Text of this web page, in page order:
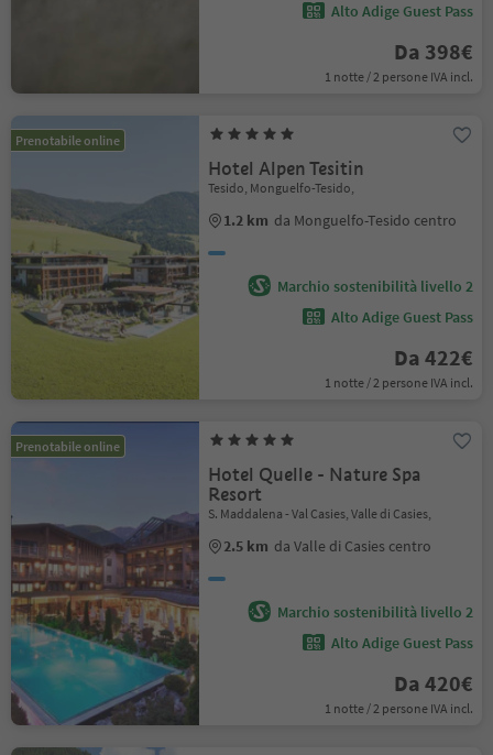
Alto Adige Guest Pass
Da 398€
1 notte / 2 persone IVA incl.
Prenotabile online
Hotel Alpen Tesitin
Tesido, Monguelfo-Tesido,
1.2 km da Monguelfo-Tesido centro
Marchio sostenibilità livello 2
Alto Adige Guest Pass
Da 422€
1 notte / 2 persone IVA incl.
Prenotabile online
Hotel Quelle - Nature Spa
Resort
S. Maddalena - Val Casies, Valle di Casies,
2.5 km da Valle di Casies centro
Marchio sostenibilità livello 2
Alto Adige Guest Pass
Da 420€
1 notte / 2 persone IVA incl.